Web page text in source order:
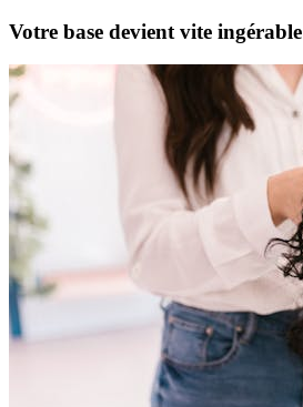
Votre base devient vite ingérable